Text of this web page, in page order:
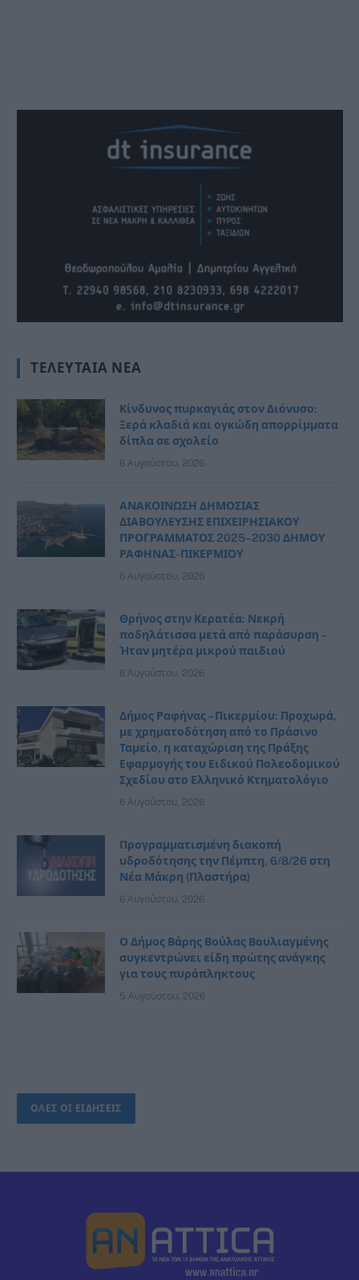
ΤΕΛΕΥΤΑΊΑ ΝΈΑ
Κίνδυνος πυρκαγιάς στον Διόνυσο:
Ξερά κλαδιά και ογκώδη απορρίμματα
δίπλα σε σχολείο
6 Αυγούστου, 2026
ΑΝΑΚΟΙΝΩΣΗ ΔΗΜΟΣΙΑΣ
ΔΙΑΒΟΥΛΕΥΣΗΣ ΕΠΙΧΕΙΡΗΣΙΑΚΟΥ
ΠΡΟΓΡΑΜΜΑΤΟΣ 2025–2030 ΔΗΜΟΥ
ΡΑΦΗΝΑΣ- ΠΙΚΕΡΜΙΟΥ
6 Αυγούστου, 2026
Θρήνος στην Κερατέα: Νεκρή
ποδηλάτισσα μετά από παράσυρση –
Ήταν μητέρα μικρού παιδιού
6 Αυγούστου, 2026
Δήμος Ραφήνας – Πικερμίου: Προχωρά,
με χρηματοδότηση από το Πράσινο
Ταμείο, η καταχώριση της Πράξης
Εφαρμογής του Ειδικού Πολεοδομικού
Σχεδίου στο Ελληνικό Κτηματολόγιο
6 Αυγούστου, 2026
Προγραμματισμένη διακοπή
υδροδότησης την Πέμπτη, 6/8/26 στη
Νέα Μάκρη (Πλαστήρα)
6 Αυγούστου, 2026
Ο Δήμος Βάρης Βούλας Βουλιαγμένης
συγκεντρώνει είδη πρώτης ανάγκης
για τους πυρόπληκτους
5 Αυγούστου, 2026
ΟΛΕΣ ΟΙ ΕΙΔΗΣΕΙΣ